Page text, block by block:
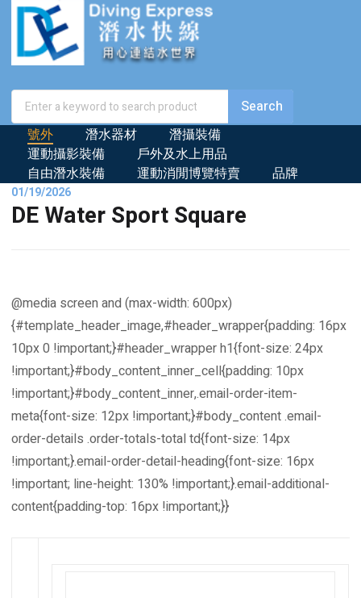
號外 潛水器材
潛攝裝備
運動攝影裝備
戶外及水上用品
自由潛水裝備
運動消閒博覽特賣 品牌
01/19/2026
DE Water Sport Square
@media screen and (max-width: 600px)
{#template_header_image,#header_wrapper{padding: 16px
10px 0 !important;}#header_wrapper h1{font-size: 24px
!important;}#body_content_inner_cell{padding: 10px
!important;}#body_content_inner,.email-order-item-
meta{font-size: 12px !important;}#body_content .email-
order-details .order-totals-total td{font-size: 14px
!important;}.email-order-detail-heading{font-size: 16px
!important; line-height: 130% !important;}.email-additional-
content{padding-top: 16px !important;}}